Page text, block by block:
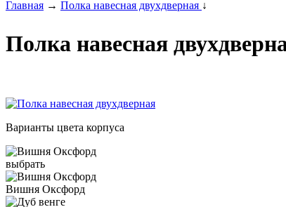
Главная → Полка навесная двухдверная ↓
Полка навесная
Варианты цвета корпуса
выбрать
Вишня Оксфорд